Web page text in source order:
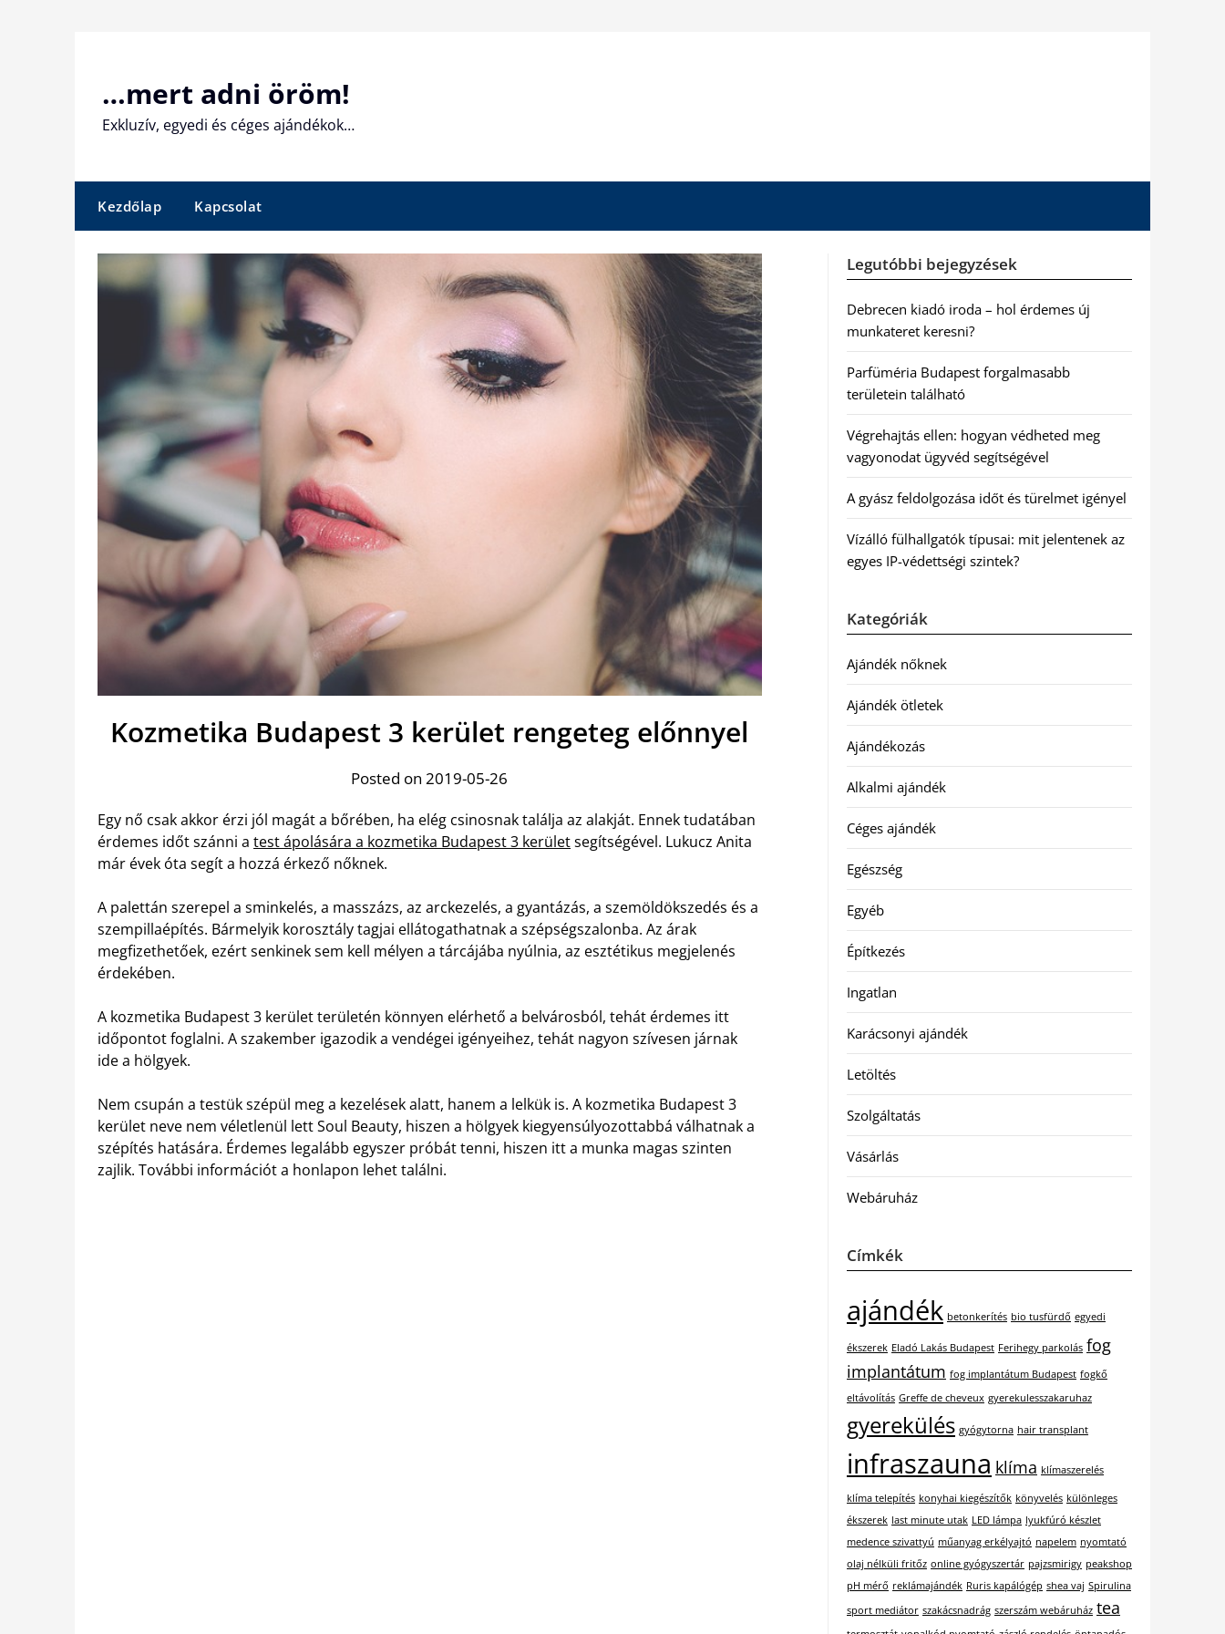
…mert adni öröm!
Exkluzív, egyedi és céges ajándékok…
Kezdőlap Kapcsolat
Kozmetika Budapest 3 kerület rengeteg előnnyel
Posted on 2019-05-26
Egy nő csak akkor érzi jól magát a bőrében, ha elég csinosnak találja az alakját. Ennek tudatában
érdemes időt szánni a test ápolására a kozmetika Budapest 3 kerületsegítségével. Lukucz Anita
már évek óta segít a hozzá érkező nőknek.
A palettán szerepel a sminkelés, a masszázs, az arckezelés, a gyantázás, a szemöldökszedés és a
szempillaépítés. Bármelyik korosztály tagjai ellátogathatnak a szépségszalonba. Az árak
megfizethetőek, ezért senkinek sem kell mélyen a tárcájába nyúlnia, az esztétikus megjelenés
érdekében.
A kozmetika Budapest 3 kerület területén könnyen elérhető a belvárosból, tehát érdemes itt
időpontot foglalni. A szakember igazodik a vendégei igényeihez, tehát nagyon szívesen járnak
ide a hölgyek.
Nem csupán a testük szépül meg a kezelések alatt, hanem a lelkük is. A kozmetika Budapest 3
kerület neve nem véletlenül lett Soul Beauty, hiszen a hölgyek kiegyensúlyozottabbá válhatnak a
szépítés hatására. Érdemes legalább egyszer próbát tenni, hiszen itt a munka magas szinten
zajlik. További információt a honlapon lehet találni.
Legutóbbi bejegyzések
Debrecen kiadó iroda – hol érdemes új
munkateret keresni?
Parfüméria Budapest forgalmasabb
területein található
Végrehajtás ellen: hogyan védheted meg
vagyonodat ügyvéd segítségével
A gyász feldolgozása időt és türelmet igényel
Vízálló fülhallgatók típusai: mit jelentenek az
egyes IP-védettségi szintek?
Kategóriák
Ajándék nőknek
Ajándék ötletek
Ajándékozás
Alkalmi ajándék
Céges ajándék
Egészség
Egyéb
Építkezés
Ingatlan
Karácsonyi ajándék
Letöltés
Szolgáltatás
Vásárlás
Webáruház
Címkék
ajándék betonkerítés bio tusfürdő egyedi
ékszerek Eladó Lakás Budapest Ferihegy parkolás fog
implantátum fog implantátum Budapest fogkő
eltávolítás Greffe de cheveux gyerekulesszakaruhaz
gyerekülés gyógytorna hair transplant
infraszauna klíma klímaszerelés
klíma telepítés konyhai kiegészítők könyvelés különleges
ékszerek last minute utak LED lámpa lyukfúró készlet
medence szivattyú műanyag erkélyajtó napelem nyomtató
olaj nélküli fritőz online gyógyszertár pajzsmirigy peakshop
pH mérő reklámajándék Ruris kapálógép shea vaj Spirulina
sport mediátor szakácsnadrág szerszám webáruház tea